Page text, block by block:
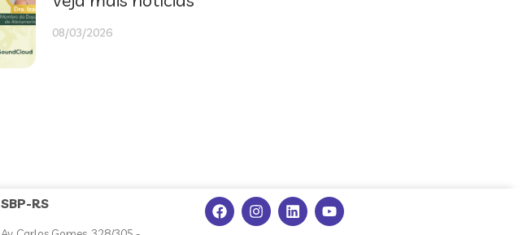
08/03/2026
SBP-RS